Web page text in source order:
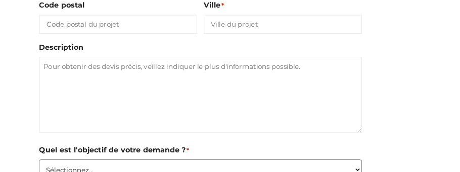
Code postal Ville*
Description
Quel est l'objectif de votre demande ?*